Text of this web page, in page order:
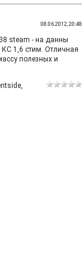
08.06.2012, 20:48
steam - на данны
1,6 стим. Отличная
полезных и
,